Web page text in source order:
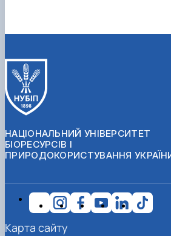
НАЦІОНАЛЬНИЙ УНІВЕРСИТЕТ
БІОРЕСУРСІВ І
ПРИРОДОКОРИСТУВАННЯ
Карта сайту